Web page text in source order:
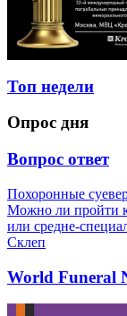
Топ недели
Опрос дня
Вопрос ответ
Похоронные
Можно ли пройти
или средне-
Склеп
World Funeral